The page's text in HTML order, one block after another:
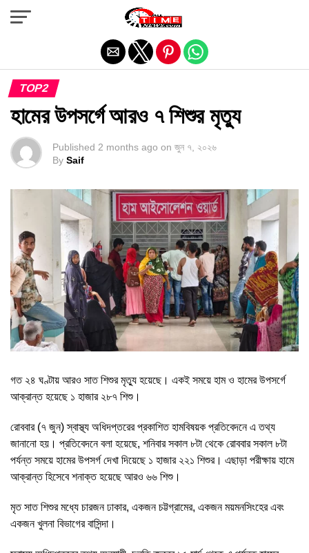
TOP2
হামের উপসর্গে আরও ৭ শিশুর মৃত্যু
Published 2 months ago on জুন ৭, ২০২৬
By Saif
গত ২৪ ঘণ্টায় আরও সাত শিশুর মৃত্যু হয়েছে। একই সময়ে হাম ও হামের উপসর্গে
আক্রান্ত হয়েছে ১ হাজার ২৮৭ শিশু।
রোববার (৭ জুন) স্বাস্থ্য অধিদপ্তরের প্রকাশিত হামবিষয়ক প্রতিবেদনে এ তথ্য
জানানো হয়। প্রতিবেদনে বলা হয়েছে, শনিবার সকাল ৮টা থেকে রোববার সকাল ৮টা
পর্যন্ত সময়ে হামের উপসর্গ দেখা দিয়েছে ১ হাজার ২২১ শিশুর। এছাড়া পরীক্ষায় হামে
আক্রান্ত হিসেবে শনাক্ত হয়েছে আরও ৬৬ শিশু।
মৃত সাত শিশুর মধ্যে চারজন ঢাকার, একজন চট্টগ্রামের, একজন ময়মনসিংহের এবং
একজন খুলনা বিভাগের বাসিন্দা।
Exit mobile version